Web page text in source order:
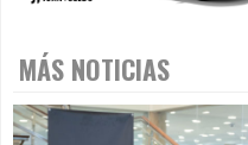
MÁS NOTICIAS